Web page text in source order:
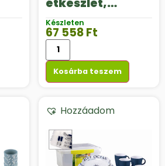
étkészlet,
Dolomit 36 db-os
Készleten
67 558Ft
Kosárba teszem
Hozzáadom